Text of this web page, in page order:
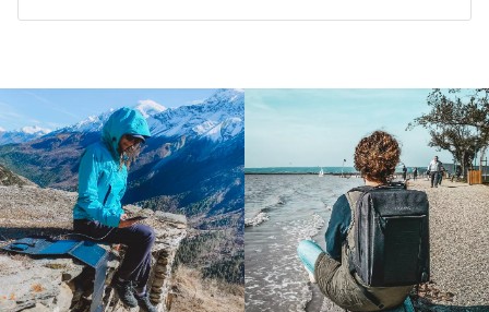
Kabel CROSSIO SolarBridge DC 5525 je
prodlužovací kabel sloužící k propojení přenosné
bateriové staniceCROSSIO LifePower 600
2.0aCROSSIO LifePower 1000. Díky délce až 5
metrů můžete stanici uvnitř vaší chaty nebo karavanu
pohodlně propojit s panely umístěnými venku. Kabel
disponuje vodičem o síle AWG14 / 2,08 mm² a jeho
maximální příkon solárního panelu pro tento kabel je